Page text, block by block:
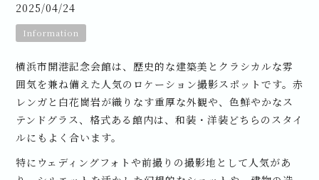
2025/04/24
Information
横浜市開港記念会館は、歴史的な建築美とクラシカルな雰
囲気を兼ね備えた人気のロケーション撮影スポットです。赤
レンガと白花崗岩が織りなす重厚な外観や、色鮮やかなス
テンドグラス、格式ある館内は、和装・洋装どちらのスタイ
ルにもよく合います。
特にウェディングフォトや前撮りの撮影地として人気があ